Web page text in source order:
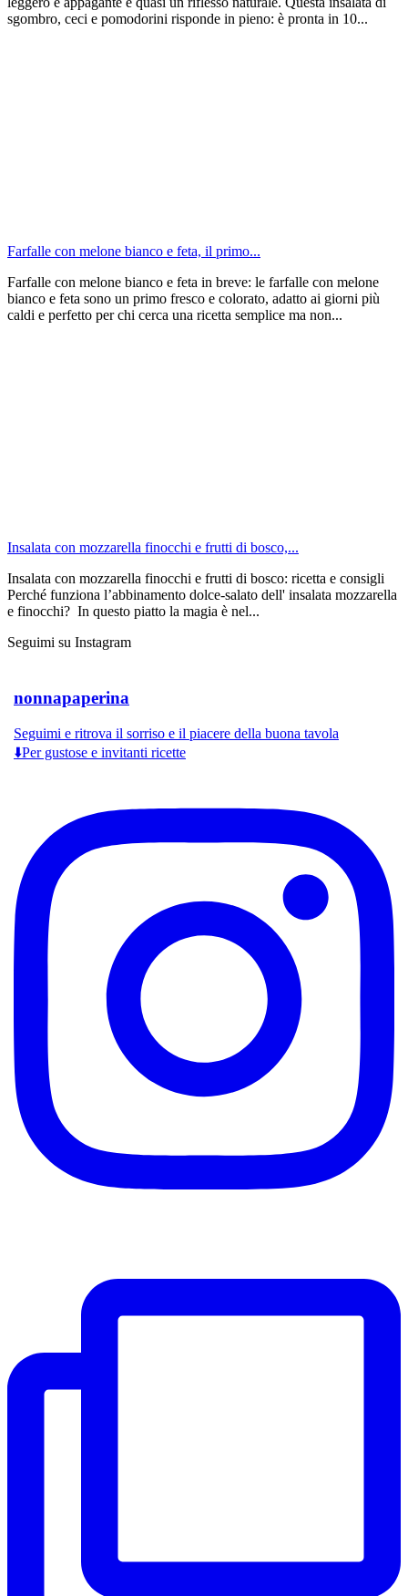
sgombro, ceci e pomodorini risponde in pieno: è pronta in 10...
Farfalle con melone bianco e feta, il primo...
Farfalle con melone bianco e feta in breve: le farfalle con melone
bianco e feta sono un primo fresco e colorato, adatto ai giorni più
caldi e perfetto per chi cerca una ricetta semplice ma non...
Insalata con mozzarella finocchi e frutti di bosco,...
Insalata con mozzarella finocchi e frutti di bosco: ricetta e consigli
Perché funziona l’abbinamento dolce-salato dell' insalata mozzarella
e finocchi? In questo piatto la magia è nel...
Seguimi su Instagram
nonnapaperina
Seguimi e ritrova il sorriso e il piacere della buona tavola
⬇️Per gustose e invitanti ricette